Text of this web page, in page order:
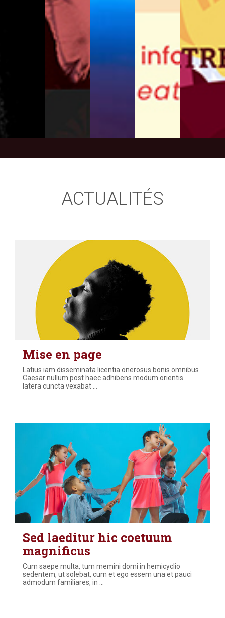
ACTUALITÉS
Mise en page
Latius iam disseminata licentia onerosus bonis omnibus
Caesar nullum post haec adhibens modum orientis
latera cuncta vexabat
Sed laeditur hic coetuum
magnificus
Cum saepe multa, tum memini domi in hemicyclio
sedentem, ut solebat, cum et ego essem una et pauci
admodum familiares, in